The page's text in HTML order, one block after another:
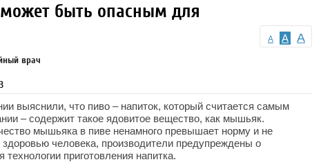
A A A
быть опасным для
врач
выяснили, что пиво – напиток, который считается самым
– содержит такое ядовитое вещество, как мышьяк.
мышьяка в пиве ненамного превышает норму и не
человека, производители предупреждены о
приготовления напитка.